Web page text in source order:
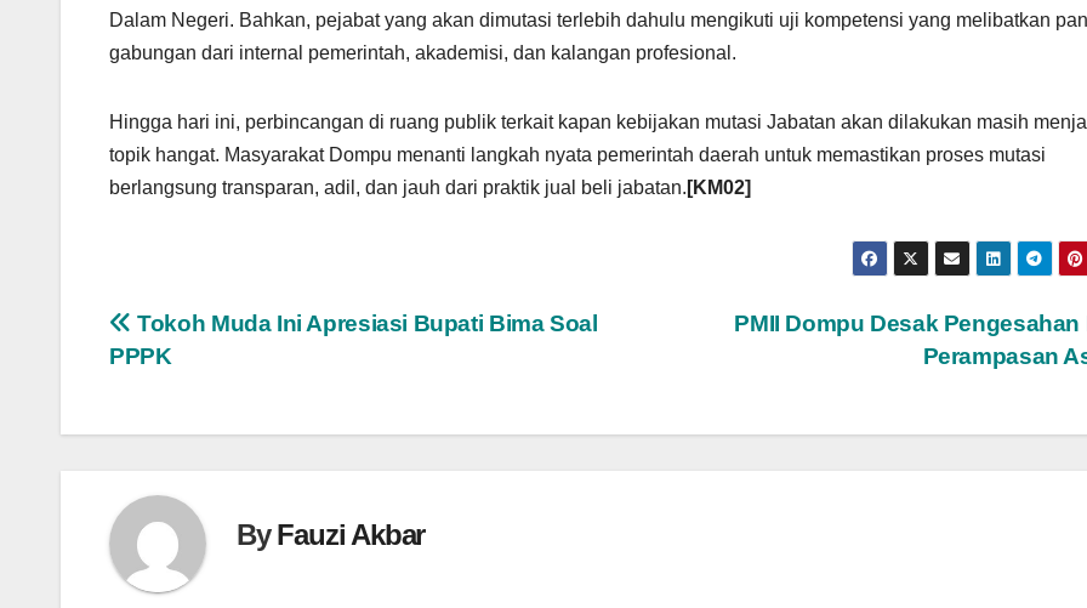
Dalam Negeri. Bahkan, pejabat yang akan dimutasi terlebih dahulu mengikuti uji kompetensi yang melibatkan
gabungan dari internal pemerintah, akademisi, dan kalangan profesional.
Hingga hari ini, perbincangan di ruang publik terkait kapan kebijakan mutasi Jabatan akan dilakukan masih
topik hangat. Masyarakat Dompu menanti langkah nyata pemerintah daerah untuk memastikan proses mutasi
berlangsung transparan, adil, dan jauh dari praktik jual beli jabatan. [KM02]
Navigasi
PMII Dompu Desak Pengesahan
Perampasan
Tokoh Muda Ini Apresiasi Bupati Bima Soal
PPPK
ByFauzi Akbar